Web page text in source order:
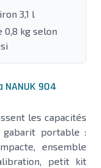
3,1 l
0,8 kg selon
NANUK 904
les capacités
portable :
ensemble
petit kit